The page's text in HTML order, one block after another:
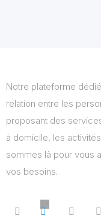
Notre plateforme
relation entre les
proposant des
à domicile, les
sommes là pour vous
vos besoins.